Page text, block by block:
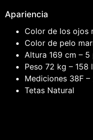
Apariencia
Color de los ojos
Color de pelo
Altura 169 cm –
Peso 72 kg – 158
Mediciones 38F –
Tetas Natural